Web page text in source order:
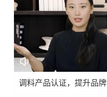
调料产品认证，提升品